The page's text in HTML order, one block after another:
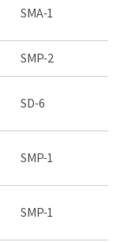
SMA-1
SMP-2
SD-6
SMP-1
SMP-1